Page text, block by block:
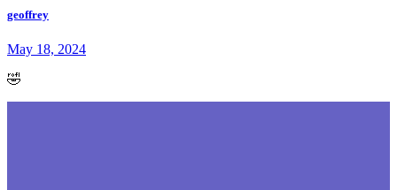
geoffrey
May 18, 2024
🤣